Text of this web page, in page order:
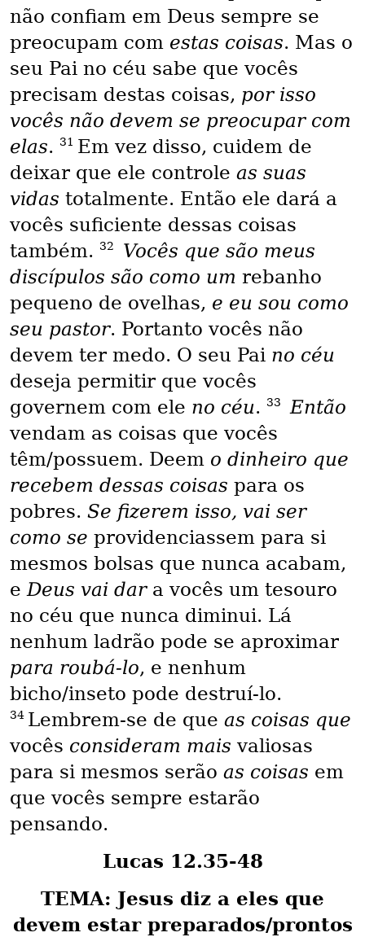
não confiam em Deus sempre se
preocupam com estas coisas. Mas o
seu Pai no céu sabe que vocês
precisam destas coisas, por isso
vocês não devem se preocupar com
elas. 31 Em vez disso, cuidem de
deixar que ele controle as suas
vidas totalmente. Então ele dará a
vocês suficiente dessas coisas
também. 32
Vocês que são meus
discípulos são como um rebanho
pequeno de ovelhas, e eu sou como
seu pastor. Portanto vocês não
devem ter medo. O seu Pai no céu
deseja permitir que vocês
governem com ele no céu. 33
Então
vendam as coisas que vocês
têm/possuem. Deem o dinheiro que
recebem dessas coisas para os
pobres. Se fizerem isso, vai ser
como se providenciassem para si
mesmos bolsas que nunca acabam,
eDeus vai dar a vocês um tesouro
no céu que nunca diminui. Lá
nenhum ladrão pode se aproximar
para roubá-lo, e nenhum
bicho/inseto pode destruí-lo.
34 Lembrem-se de que as coisas que
vocês consideram mais valiosas
para si mesmos serão as coisas em
que vocês sempre estarão
pensando.
Lucas 12.35-48
TEMA: Jesus diz a eles que
devem estar preparados/prontos